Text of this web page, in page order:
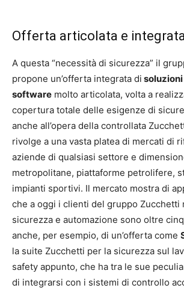
Offerta articolata e
A questa “necessità di sicurezza” il
propone un’offerta integrata di
software molto articolata, volta a
copertura totale delle esigenze di
anche all’opera della controllata
rivolge a una vasta platea di mercati di
aziende di qualsiasi settore e
metropolitane, piattaforme petrolifere,
impianti sportivi. Il mercato mostra di
che a oggi i clienti del gruppo Zucchetti
sicurezza e automazione sono oltre
anche, per esempio, di un’offerta come
la suite Zucchetti per la sicurezza sul
safety appunto, che ha tra le sue
di integrarsi con i sistemi di controllo